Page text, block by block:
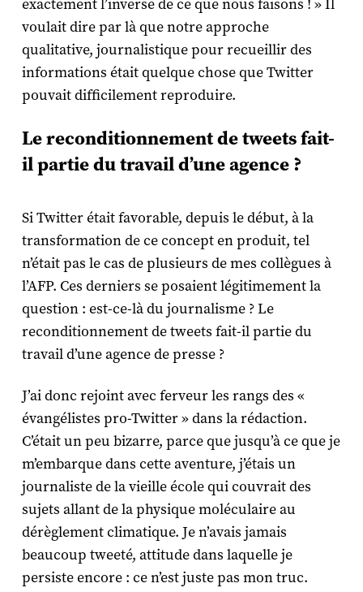
exactement l’inverse de ce que nous faisons ! » Il
voulait dire par là que notre approche
qualitative, journalistique pour recueillir des
informations était quelque chose que Twitter
pouvait difficilement reproduire.
Le reconditionnement de tweets fait-
il partie du travail d’une agence ?
Si Twitter était favorable, depuis le début, à la
transformation de ce concept en produit, tel
n’était pas le cas de plusieurs de mes collègues à
l’AFP. Ces derniers se posaient légitimement la
question : est-ce-là du journalisme ? Le
reconditionnement de tweets fait-il partie du
travail d’une agence de presse ?
J’ai donc rejoint avec ferveur les rangs des «
évangélistes pro-Twitter » dans la rédaction.
C’était un peu bizarre, parce que jusqu’à ce que je
m’embarque dans cette aventure, j’étais un
journaliste de la vieille école qui couvrait des
sujets allant de la physique moléculaire au
dérèglement climatique. Je n’avais jamais
beaucoup tweeté, attitude dans laquelle je
persiste encore : ce n’est juste pas mon truc.